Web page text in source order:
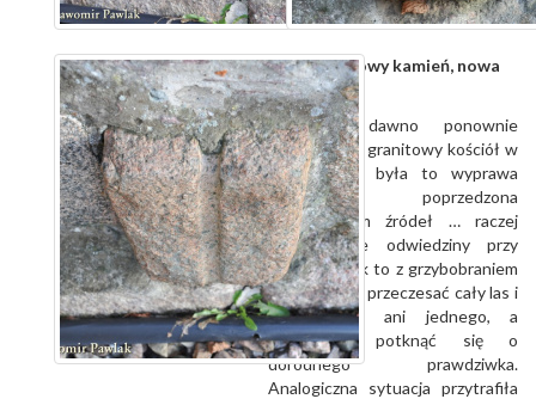
Cedynia - nowy kamień, nowa
tajemnica.
Nie tak dawno ponownie
odwiedziłem granitowy kościół w
Cedyni. Nie była to wyprawa
studyjna, poprzedzona
wertowaniem źródeł … raczej
spontaniczne odwiedziny przy
okazji. Ale jak to z grzybobraniem
bywa, można przeczesać cały las i
nie znaleźć ani jednego, a
wychodząc potknąć się o
dorodnego prawdziwka.
Analogiczna sytuacja przytrafiła